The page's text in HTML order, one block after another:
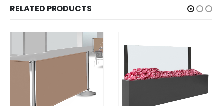
RELATED PRODUCTS